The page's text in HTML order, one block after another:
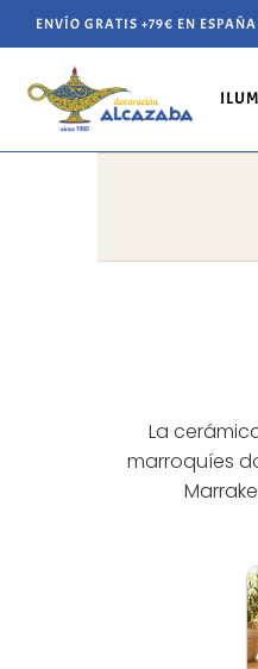
ENVÍO GRATIS +79€ EN
La
marroquíes